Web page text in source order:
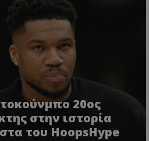
20ος
στην ιστορία
του HoopsHype